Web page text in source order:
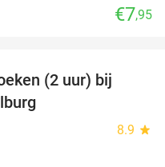
€7,95
(2 uur) bij
8.9 star